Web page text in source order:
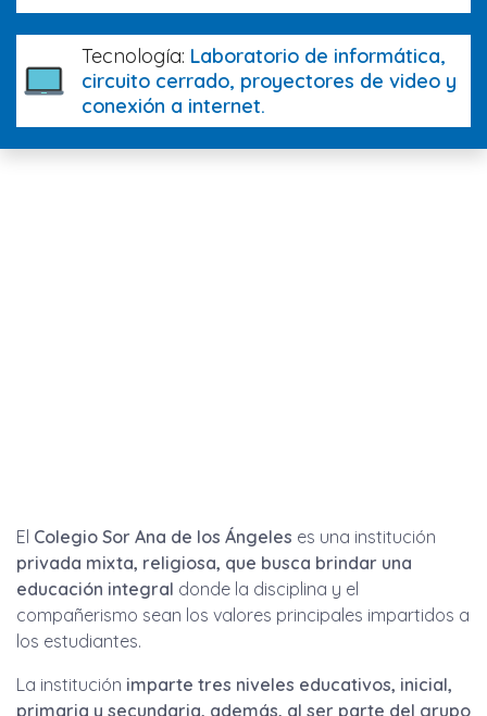
Tecnología: Laboratorio de informática,
circuito cerrado, proyectores de video y
conexión a internet.
El Colegio Sor Ana de los Ángeles es una institución
privada mixta, religiosa, que busca brindar una
educación integral donde la disciplina y el
compañerismo sean los valores principales impartidos a
los estudiantes.
La institución imparte tres niveles educativos, inicial,
primaria y secundaria, además, al ser parte del grupo